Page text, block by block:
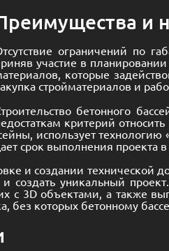
и
ограничений по
участие в
которые
стройматериалов и
бетонного
критерий
использует
срок выполнения проекта
и создании технической
создать уникальный
с 3D объектами, а также
без которых бетонному